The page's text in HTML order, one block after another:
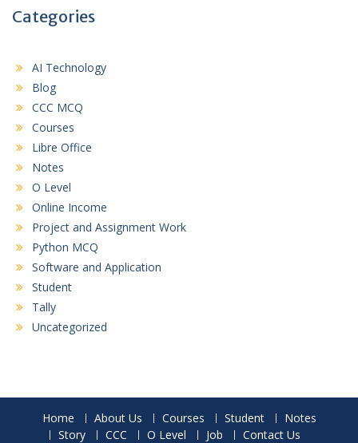
Categories
AI Technology
Blog
CCC MCQ
Courses
Libre Office
Notes
O Level
Online Income
Project and Assignment Work
Python MCQ
Software and Application
Student
Tally
Uncategorized
Home About Us Courses Student
Notes
Story
CCC O Level Job Contact Us